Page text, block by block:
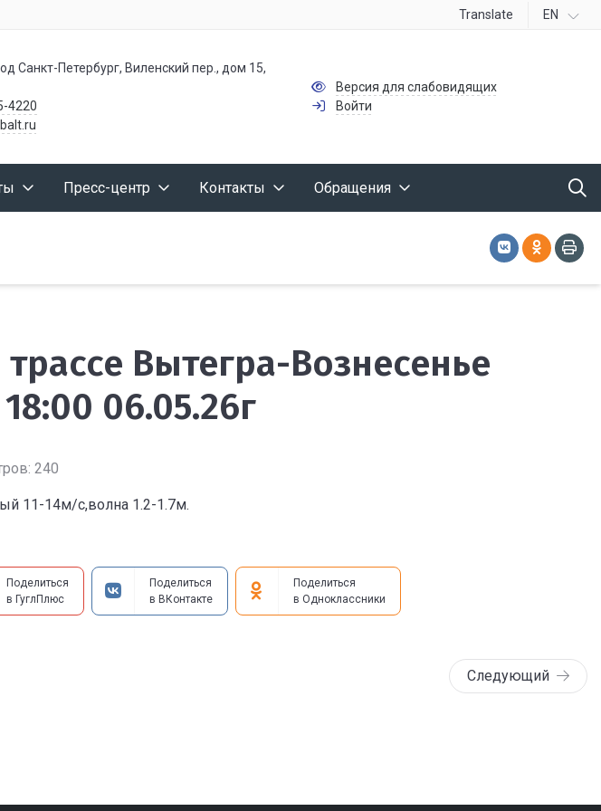
Translate EN
Санкт-Петербург, Виленский пер., дом 15,
4220
Версия для слабовидящих
Войти
Пресс-центр Контакты Обращения
трассе Вытегра-Вознесенье
06.05.26г
240
11-14м/с,волна 1.2-1.7м.
Поделиться
в ГуглПлюс
Поделиться
в ВКонтакте
Поделиться
в Одноклассники
Следующий